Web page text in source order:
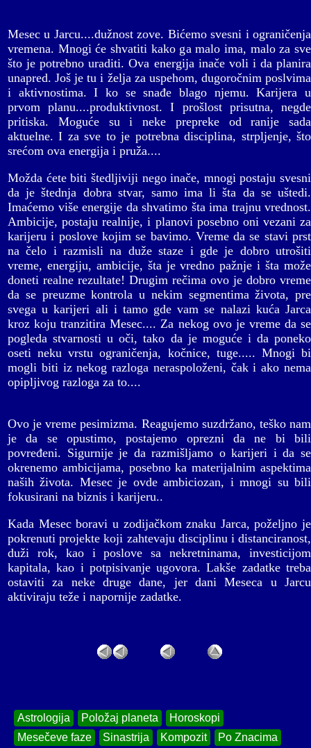
Mesec u Jarcu....dužnost zove. Bićemo svesni i ograničenja
vremena. Mnogi će shvatiti kako ga malo ima, malo za sve
što je potrebno uraditi. Ova energija inače voli i da planira
unapred. Još je tu i želja za uspehom, dugoročnim poslvima
i aktivnostima. I ko se snađe blago njemu. Karijera u
prvom planu....produktivnost. I prošlost prisutna, negde
pritiska. Moguće su i neke prepreke od ranije sada
aktuelne. I za sve to je potrebna disciplina, strpljenje, što
srećom ova energija i pruža....
Možda ćete biti štedljiviji nego inače, mnogi postaju svesni
da je štednja dobra stvar, samo ima li šta da se uštedi.
Imaćemo više energije da shvatimo šta ima trajnu vrednost.
Ambicije, postaju realnije, i planovi posebno oni vezani za
karijeru i poslove kojim se bavimo. Vreme da se stavi prst
na čelo i razmisli na duže staze i gde je dobro utrošiti
vreme, energiju, ambicije, šta je vredno pažnje i šta može
doneti realne rezultate! Drugim rečima ovo je dobro vreme
da se preuzme kontrola u nekim segmentima života, pre
svega u karijeri ali i tamo gde vam se nalazi kuća Jarca
kroz koju tranzitira Mesec.... Za nekog ovo je vreme da se
pogleda stvarnosti u oči, tako da je moguće i da poneko
oseti neku vrstu ograničenja, kočnice, tuge..... Mnogi bi
mogli biti iz nekog razloga neraspoloženi, čak i ako nema
opipljivog razloga za to....
Ovo je vreme pesimizma. Reagujemo suzdržano, teško nam
je da se opustimo, postajemo oprezni da ne bi bili
povređeni. Sigurnije je da razmišljamo o karijeri i da se
okrenemo ambicijama, posebno ka materijalnim aspektima
naših života. Mesec je ovde ambiciozan, i mnogi su bili
fokusirani na biznis i karijeru..
Kada Mesec boravi u zodijačkom znaku Jarca, poželjno je
pokrenuti projekte koji zahtevaju disciplinu i distanciranost,
duži rok, kao i poslove sa nekretninama, investicijom
kapitala, kao i potpisivanje ugovora. Lakše zadatke treba
ostaviti za neke druge dane, jer dani Meseca u Jarcu
aktiviraju teže i napornije zadatke.